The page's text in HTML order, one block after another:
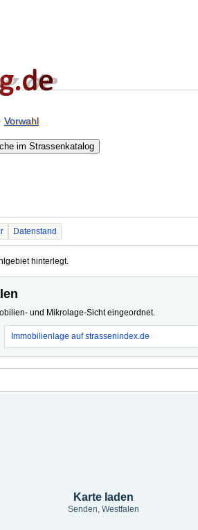
Vorwahl
Datenstand
hinterlegt.
und Mikrolage-Sicht eingeordnet.
Immobilienlage auf strassenindex.de
Karte laden
Senden, Westfalen